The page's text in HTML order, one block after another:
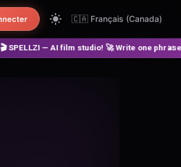
🇨🇦 Français (Canada)
🚀 Write one phrase ➔ get a finished